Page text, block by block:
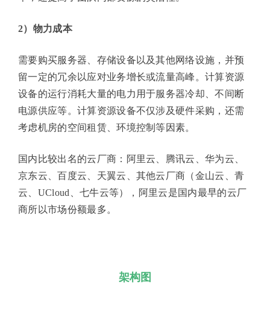
2）物力成本
需要购买服务器、存储设备以及其他网络设施，并预
留一定的冗余以应对业务增长或流量高峰。计算资源
设备的运行消耗大量的电力用于服务器冷却、不间断
电源供应等。计算资源设备不仅涉及硬件采购，还需
考虑机房的空间租赁、环境控制等因素。
国内比较出名的云厂商：阿里云、腾讯云、华为云、
京东云、百度云、天翼云、其他云厂商（金山云、青
云、UCloud、七牛云等），阿里云是国内最早的云厂
商所以市场份额最多。
架构图